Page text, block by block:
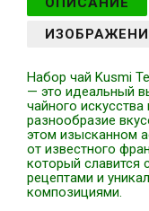
Набор чай Kusmi
— это идеальный
чайного
разнообразие
этом изысканном
от известного
который славится
рецептами и
композициями.